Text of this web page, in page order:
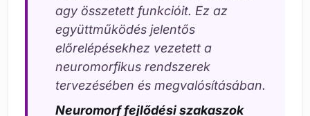
agy összetett funkcióit. Ez az
együttműködés jelentős
előrelépésekhez vezetett a
neuromorfikus rendszerek
tervezésében és megvalósításában.
Neuromorf fejlődési szakaszok